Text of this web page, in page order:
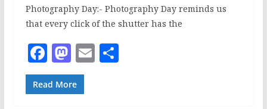
Photography Day:- Photography Day reminds us
that every click of the shutter has the
F
a
c
M
a
st
E S
Read More